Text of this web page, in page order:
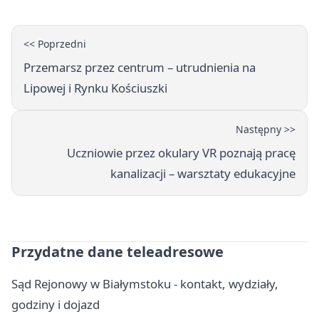
<< Poprzedni
Przemarsz przez centrum – utrudnienia na
Lipowej i Rynku Kościuszki
Następny >>
Uczniowie przez okulary VR poznają pracę
kanalizacji – warsztaty edukacyjne
Przydatne dane teleadresowe
Sąd Rejonowy w Białymstoku - kontakt, wydziały,
godziny i dojazd